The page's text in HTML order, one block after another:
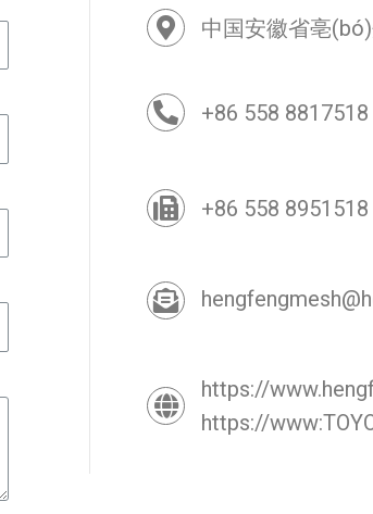
中国安徽省亳
+86 558 8817518
+86 558 8951518
https://
https://